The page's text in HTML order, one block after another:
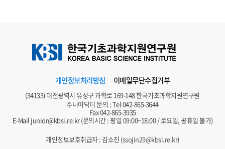
개인정보처리방침 이메일무단수집거부
(34133) 대전광역시 유성구 과학로 169-148 한국기초과학지원연구원
주니어닥터 문의 : Tel042-865-3644
Fax 042-865-3935
E-Mail junior@kbsi.re.kr(문의시간 : 평일 09:00~18:00 / 토요일, 공휴일 불가)
개인정보보호취급자 : 김소진 (ssojin29@kbsi.re.kr)